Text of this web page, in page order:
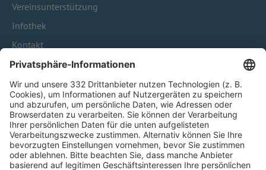
Vereinsunterstützung
Infothek
Kontakt
HÄUFIG BESUCHTE SEITEN
Pässe und Vereinswechsel
Trainerausbildung
Schulungsangebot Vereinsmitarbeiter
BFV-Geschäftsstellen